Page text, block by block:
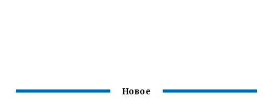
Новое